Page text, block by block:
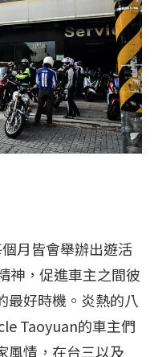
月皆會舉辦出遊活
神，促進車主之間彼
最好時機。炎熱的八
Taoyuan的車主們
風情，在台三以及